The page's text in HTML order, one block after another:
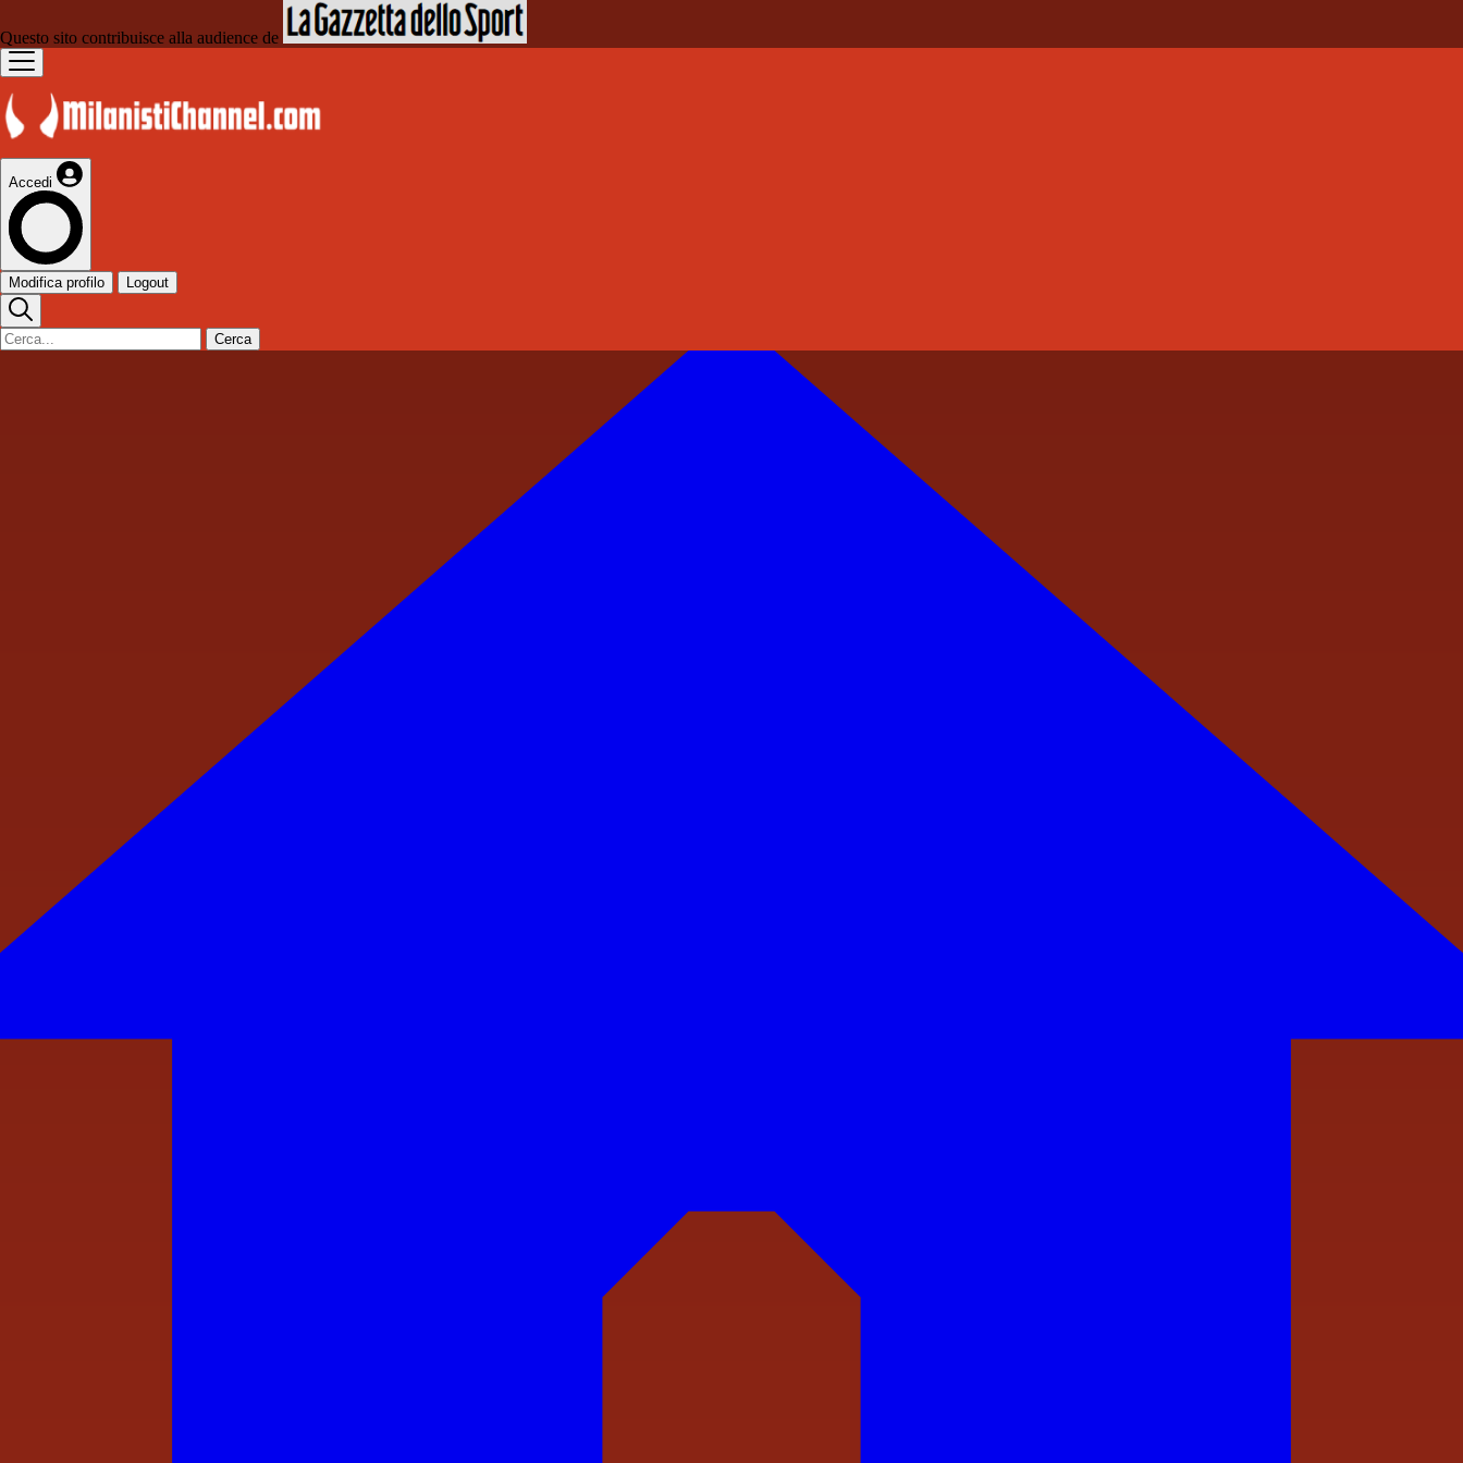
Questo sito contribuisce alla audience de
Accedi
Modifica profilo Logout
Cerca